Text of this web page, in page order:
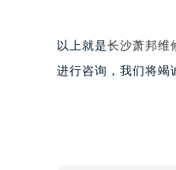
甘肃
重庆
黑
黑
以上就是长沙萧邦维
进行咨询，我们将竭